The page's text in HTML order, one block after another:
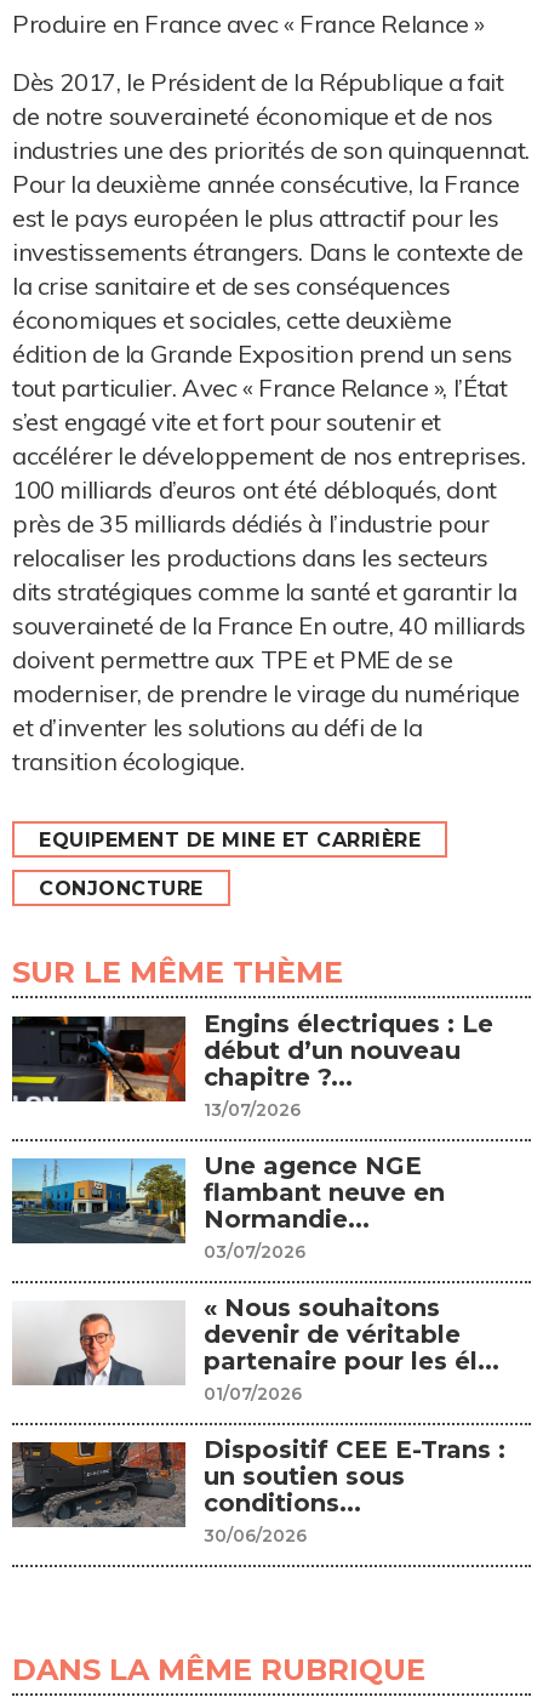
Produire en France avec « France Relance »
Dès 2017, le Président de la République a fait
de notre souveraineté économique et de nos
industries une des priorités de son quinquennat.
Pour la deuxième année consécutive, la France
est le pays européen le plus attractif pour les
investissements étrangers. Dans le contexte de
la crise sanitaire et de ses conséquences
économiques et sociales, cette deuxième
édition de la Grande Exposition prend un sens
tout particulier. Avec « France Relance », l’État
s’est engagé vite et fort pour soutenir et
accélérer le développement de nos entreprises.
100 milliards d’euros ont été débloqués, dont
près de 35 milliards dédiés à l’industrie pour
relocaliser les productions dans les secteurs
dits stratégiques comme la santé et garantir la
souveraineté de la France En outre, 40 milliards
doivent permettre aux TPE et PME de se
moderniser, de prendre le virage du numérique
et d’inventer les solutions au défi de la
transition écologique.
EQUIPEMENT DE MINE ET CARRIÈRE
CONJONCTURE
SUR LE MÊME THÈME
Engins électriques : Le
début d’un nouveau
chapitre ?...
13/07/2026
Une agence NGE
flambant neuve en
Normandie...
03/07/2026
« Nous souhaitons
devenir de véritable
partenaire pour les él...
01/07/2026
Dispositif CEE E-Trans :
un soutien sous
conditions...
30/06/2026
DANS LA MÊME RUBRIQUE